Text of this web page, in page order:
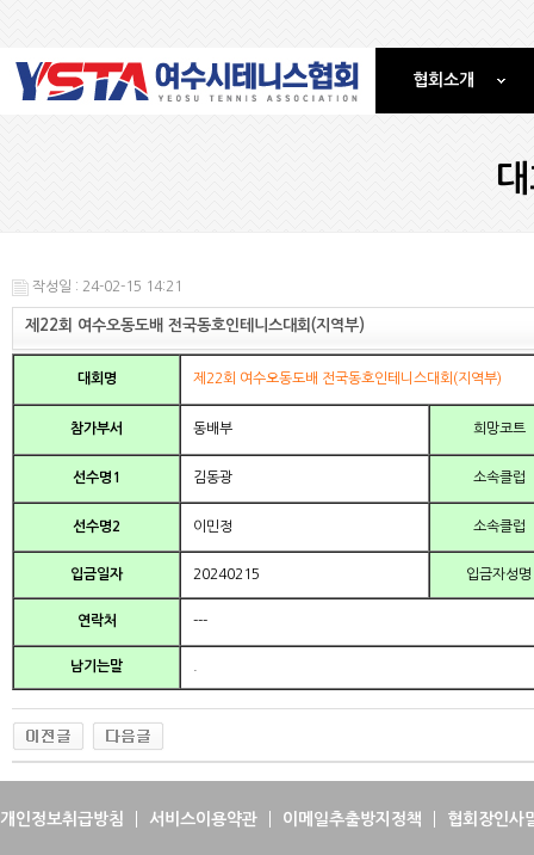
협회소개
작성일 : 24-02-15 14:21
제22회 여수오동도배 전국동호인테니스대회(지역부)
대회명 제22회 여수오동도배 전국동호인테니스대회(지역부)
참가부서 동배부 희망코트
선수명1 김동광 소속클럽
선수명2 이민정 소속클럽
입금일자 20240215 입금자성명
연락처 ---
남기는말
개인정보취급방침 서비스이용약관 이메일추출방지정책 협회장인사